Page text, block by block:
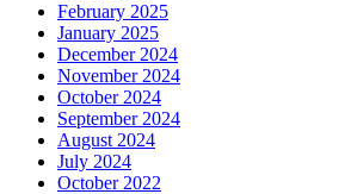
February 2025
January 2025
December 2024
November 2024
October 2024
September 2024
August 2024
July 2024
October 2022